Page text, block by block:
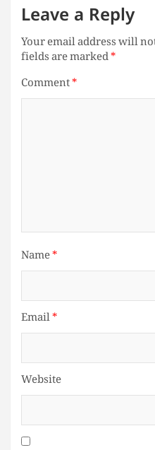
Leave a Reply
Your email address will
fields are marked*
Comment*
Name*
Email*
Website